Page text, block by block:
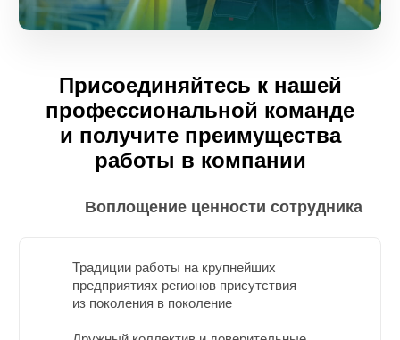
Присоединяйтесь к нашей
профессиональной команде
и получите преимущества
работы в компании
Воплощение ценности сотрудника
Традиции работы на крупнейших
предприятиях регионов присутствия
из поколения в поколение